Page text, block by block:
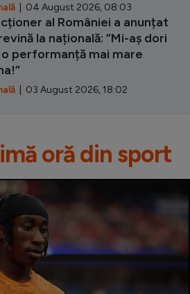
| 04 August 2026, 08:03
al României a anunțat
la națională: ”Mi-aș dori
o performanță mai mare
| 03 August 2026, 18:02
oră din sport